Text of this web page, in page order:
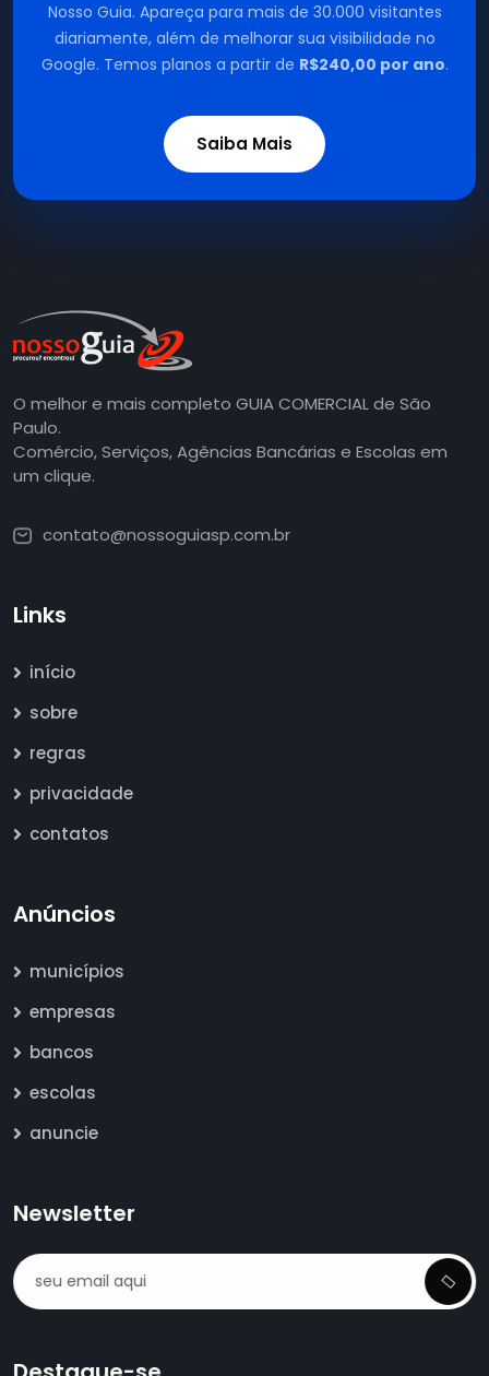
Nosso Guia. Apareça para mais de 30.000 visitantes
diariamente, além de melhorar sua visibilidade no
Google. Temos planos a partir de R$240,00 por ano.
Saiba Mais
O melhor e mais completo GUIA COMERCIAL de São
Paulo.
Comércio, Serviços, Agências Bancárias e Escolas em
um clique.
contato@nossoguiasp.com.br
Links
início
sobre
regras
privacidade
contatos
Anúncios
municípios
empresas
bancos
escolas
anuncie
Newsletter